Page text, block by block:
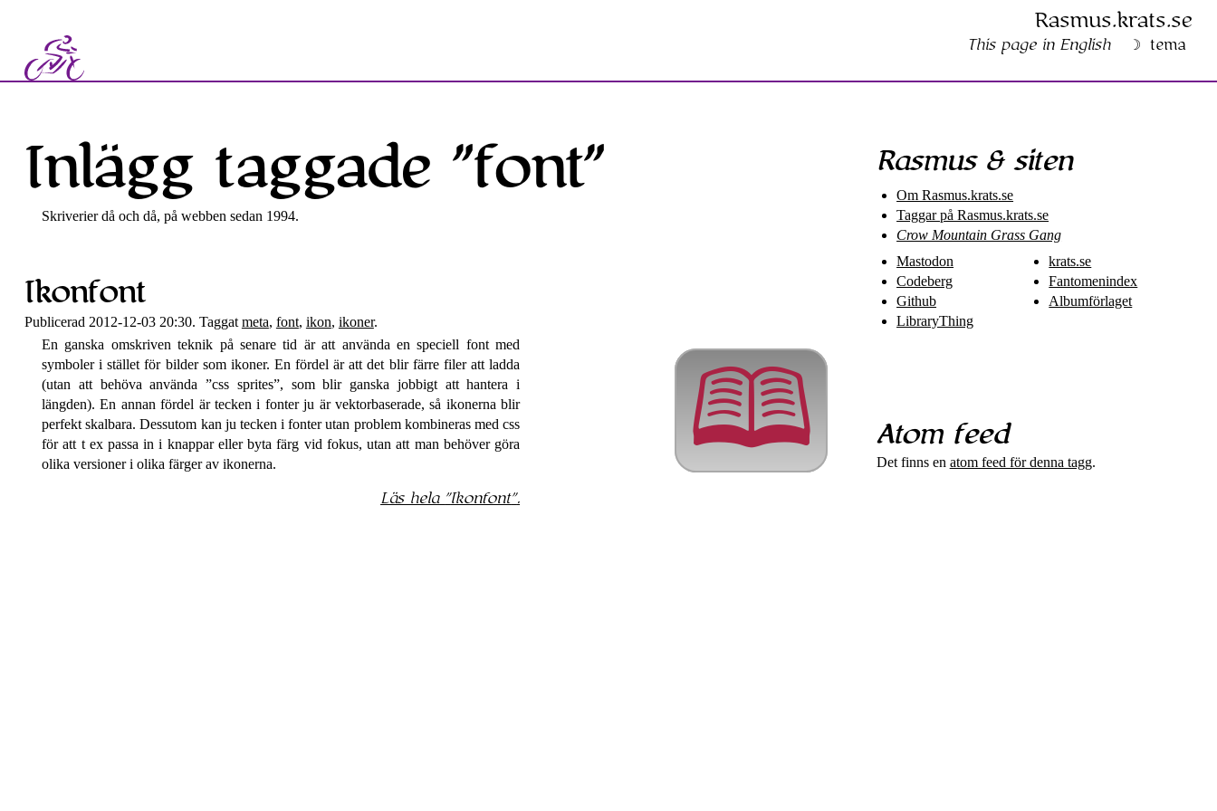
Rasmus​.krats​.se
This page in English tema
Inlägg taggade ”font”
Skriverier då och då, på webben sedan 1994.
Ikonfont
Publicerad 2012-12-03 20:30. Taggat meta, font, ikon, ikoner.
🕮
En ganska omskriven teknik på senare tid är att använda en speciell font med
symboler i stället för bilder som ikoner. En fördel är att det blir färre filer att ladda
(utan att behöva använda css sprites , som blir ganska jobbigt att hantera i
längden). En annan fördel är tecken i fonter ju är vektor­baserade, så ikonerna blir
perfekt skalbara. Dessutom kan ju tecken i fonter utan problem kombineras med css
för att t ex passa in i knappar eller byta färg vid fokus, utan att man behöver göra
olika versioner i olika färger av ikonerna.
Läs hela Ikonfont .
Rasmus & siten
Om Rasmus​.krats​.se
Taggar på Rasmus​.krats​.se
Crow Mountain Grass Gang
Mastodon
Codeberg
Github
LibraryThing
krats.se
Fantomenindex
Albumförlaget
Atom feed
Det finns en atom feed för denna tagg.